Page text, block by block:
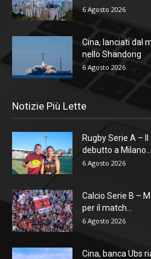
6 Agosto 2026
Cina, lanciati dal
nello Shandong
6 Agosto 2026
Notizie Più Lette
Rugby Serie A –
debutto a Milano...
6 Agosto 2026
Calcio Serie B –
per il match...
6 Agosto 2026
Cina, banca Ubs